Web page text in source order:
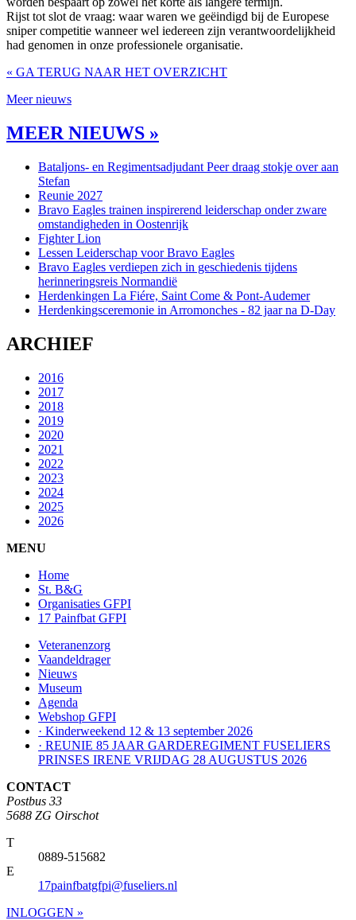
Rijst tot slot de vraag: waar waren we geëindigd bij de Europese
sniper competitie wanneer wel iedereen zijn verantwoordelijkheid
had genomen in onze professionele organisatie.
« GA TERUG NAAR HET OVERZICHT
Meer nieuws
MEER NIEUWS »
Bataljons- en Regimentsadjudant Peer draag stokje over aan
Stefan
Reunie 2027
Bravo Eagles trainen inspirerend leiderschap onder zware
omstandigheden in Oostenrijk
Fighter Lion
Lessen Leiderschap voor Bravo Eagles
Bravo Eagles verdiepen zich in geschiedenis tijdens
herinneringsreis Normandië
Herdenkingen La Fiére, Saint Come & Pont-Audemer
Herdenkingsceremonie in Arromonches - 82 jaar na D-Day
ARCHIEF
2016
2017
2018
2019
2020
2021
2022
2023
2024
2025
2026
MENU
Home
St. B&G
Organisaties GFPI
17 Painfbat GFPI
Veteranenzorg
Vaandeldrager
Nieuws
Museum
Agenda
Webshop GFPI
· Kinderweekend 12 & 13 september 2026
· REUNIE 85 JAAR GARDEREGIMENT FUSELIERS
PRINSES IRENE VRIJDAG 28 AUGUSTUS 2026
CONTACT
Postbus 33
5688 ZG Oirschot
T
0889-515682
E
17painfbatgfpi@fuseliers.nl
INLOGGEN »